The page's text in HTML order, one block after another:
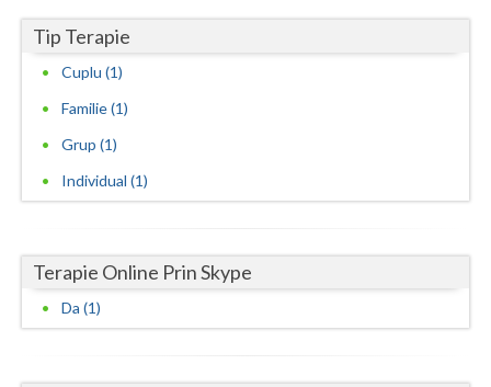
Ilfov
Mehedinti
Mures
Neamt
Prahova
Salaj
Tip Terapie
Cuplu (1)
Familie (1)
Grup (1)
Individual (1)
Terapie Online Prin Skype
Da (1)